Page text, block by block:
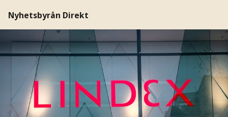
Nyhetsbyrån Direkt